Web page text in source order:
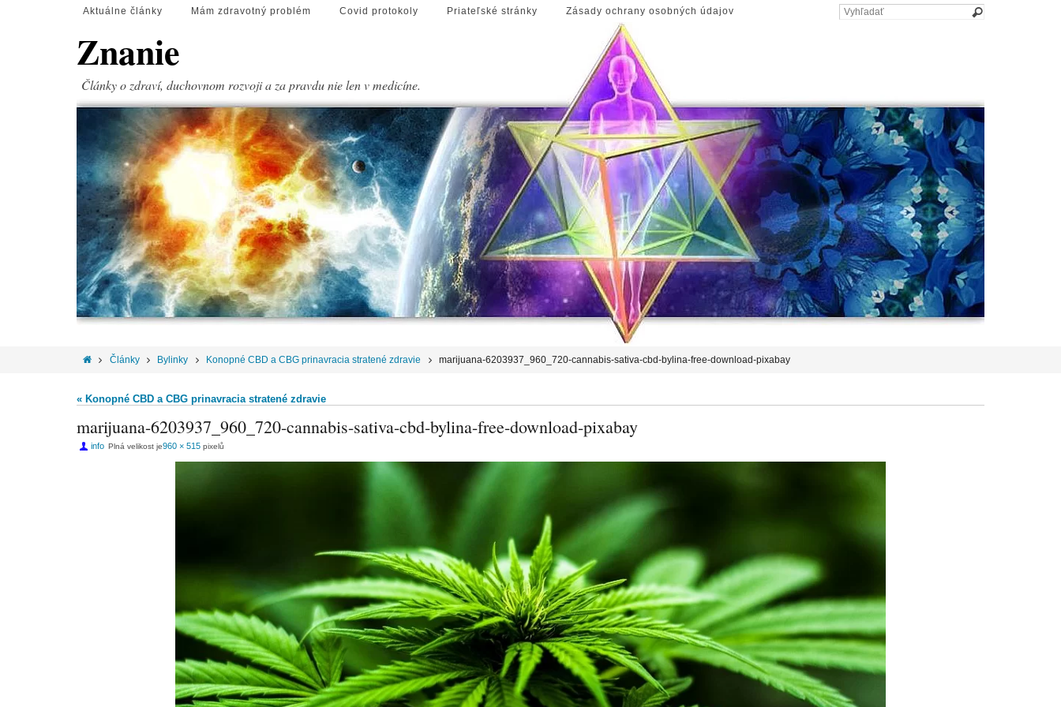
Aktuálne články Mám zdravotný problém Covid protokoly Priateľské stránky Zásady ochrany osobných údajov
Znanie
Články o zdraví, duchovnom rozvoji a za pravdu nie len v medicíne.
Články Bylinky Konopné CBD a CBG prinavracia stratené zdravie marijuana-6203937_960_720-cannabis-sativa-cbd-bylina-free-download-pixabay
« Konopné CBD a CBG prinavracia stratené zdravie
marijuana-6203937_960_720-cannabis-sativa-cbd-bylina-free-download-pixabay
info Plná velikost je960 × 515 pixelů